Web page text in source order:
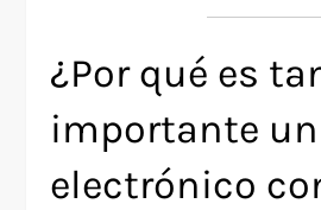
¿Por qué es
importante
electrónico